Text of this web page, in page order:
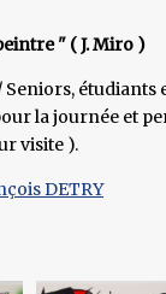
" ( J. Miro )
étudiants
la journée et
visite ).
DETRY